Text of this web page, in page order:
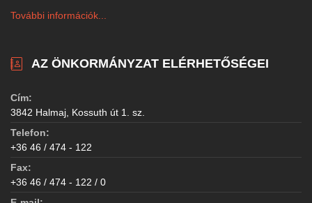
További információk...
AZ ÖNKORMÁNYZAT ELÉRHETŐSÉGEI
Cím:
3842 Halmaj, Kossuth út 1. sz.
Telefon:
+36 46 / 474 - 122
Fax:
+36 46 / 474 - 122 / 0